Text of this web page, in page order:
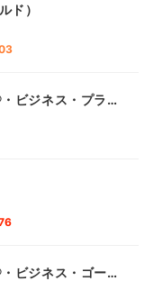
ド）
ビジネス・プラ
ビジネス・ゴー